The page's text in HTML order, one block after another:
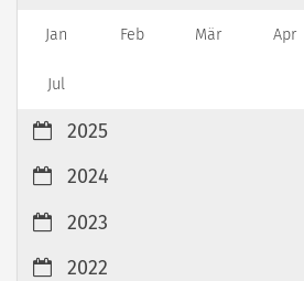
Jan Feb Mär Apr
Jul
2025
2024
2023
2022